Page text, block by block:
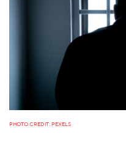
PHOTO CREDIT: PEXELS